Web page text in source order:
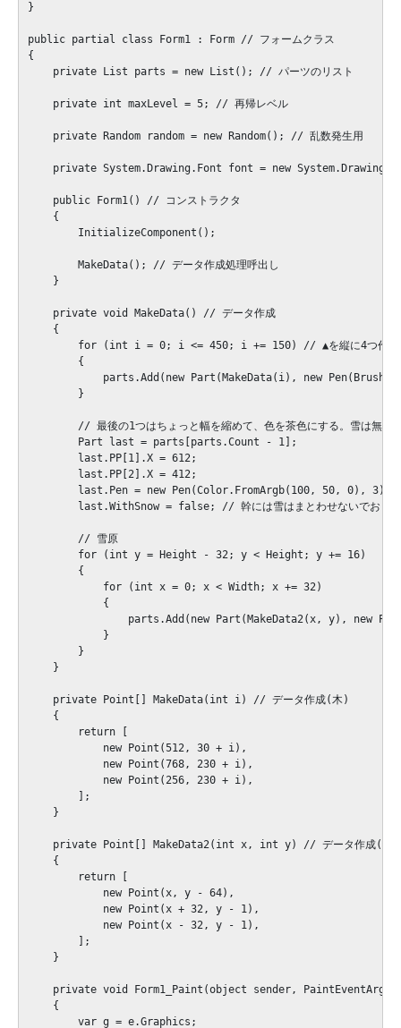
}
public partial class Form1 : Form // フォームクラス
{
    private List
parts = new List (); // パーツのリスト
    private int maxLevel = 5; // 再帰レベル
    private Random random = new Random(); // 乱数発生用
private System.Drawing.Font font = new
    public Form1() // コンストラクタ
    {
        InitializeComponent();
        MakeData(); // データ作成処理呼出し
    }
    private void MakeData() // データ作成
    {
        for (int i = 0; i <= 450; i += 150) // ▲を縦に4つ作る
        {
parts.Add(new Part(MakeData(i), new
        }
// 最後の1つはちょっと幅を縮めて、色を茶色にする。雪は無し
        Part last = parts[parts.Count - 1];
        last.PP[1].X = 612;
        last.PP[2].X = 412;
last.Pen = new Pen(Color.FromArgb(100, 50, 0), 3); //
        last.WithSnow = false; // 幹には雪はまとわせないでおく
        // 雪原
        for (int y = Height - 32; y < Height; y += 16)
        {
            for (int x = 0; x < Width; x += 32)
            {
parts.Add(new Part(MakeData2(x, y), new
            }
        }
    }
    private Point[] MakeData(int i) // データ作成(木)
    {
        return [
            new Point(512, 30 + i),
            new Point(768, 230 + i),
            new Point(256, 230 + i),
        ];
    }
private Point[] MakeData2(int x, int y) // データ作成(雪
    {
        return [
            new Point(x, y - 64),
            new Point(x + 32, y - 1),
            new Point(x - 32, y - 1),
        ];
    }
private void Form1_Paint(object sender, PaintEventArgs
    {
        var g = e.Graphics;